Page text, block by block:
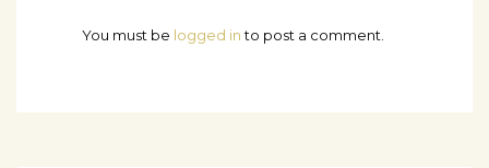
You must be logged into post a comment.